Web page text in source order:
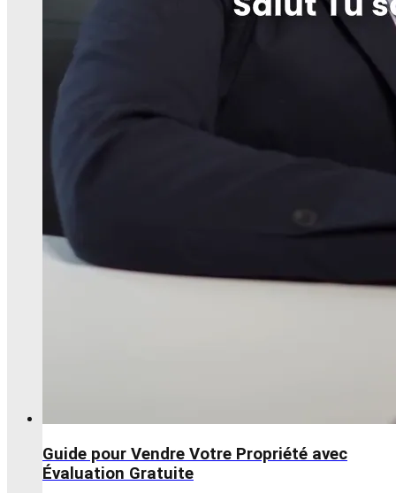
Guide pour Vendre Votre Propriété avec
Évaluation Gratuite